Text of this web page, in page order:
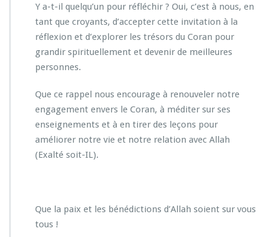
Y a-t-il quelqu’un pour réfléchir ? Oui, c’est à nous, en
tant que croyants, d’accepter cette invitation à la
réflexion et d’explorer les trésors du Coran pour
grandir spirituellement et devenir de meilleures
personnes.
Que ce rappel nous encourage à renouveler notre
engagement envers le Coran, à méditer sur ses
enseignements et à en tirer des leçons pour
améliorer notre vie et notre relation avec Allah
(Exalté soit-IL).
Que la paix et les bénédictions d’Allah soient sur vous
tous !